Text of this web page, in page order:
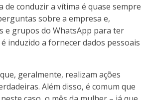
conduzir a vítima é quase sempre
sobre a empresa e,
e grupos do WhatsApp para ter
induzido a fornecer dados pessoais
geralmente, realizam ações
Além disso, é comum que